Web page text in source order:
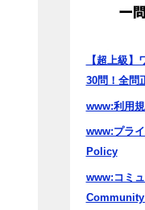
【超上級
30問！全問
www:利用
www:プラ
Policy
www:コミ